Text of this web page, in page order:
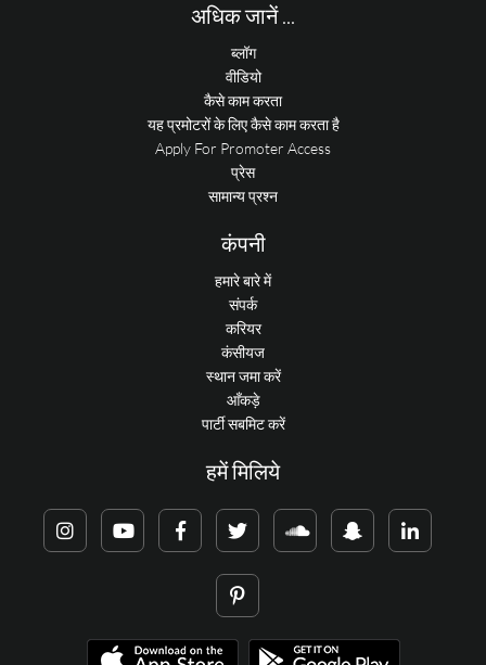
अधिक जानें ...
ब्लॉग
वीडियो
कैसे काम करता
यह प्रमोटरों के लिए कैसे काम करता है
Apply For Promoter Access
प्रेस
सामान्य प्रश्न
कंपनी
हमारे बारे में
संपर्क
करियर
कंसीयज
स्थान जमा करें
आँकड़े
पार्टी सबमिट करें
हमें मिलिये